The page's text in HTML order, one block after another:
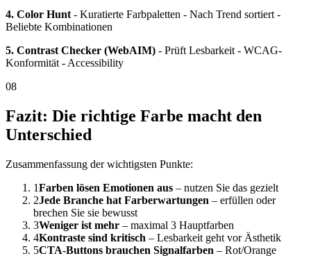
4. Color Hunt - Kuratierte Farbpaletten - Nach Trend sortiert -
Beliebte Kombinationen
5. Contrast Checker (WebAIM) - Prüft Lesbarkeit - WCAG-
Konformität - Accessibility
08
Fazit: Die richtige Farbe macht den
Unterschied
Zusammenfassung der wichtigsten Punkte:
1Farben lösen Emotionen aus – nutzen Sie das gezielt
2Jede Branche hat Farberwartungen – erfüllen oder
brechen Sie sie bewusst
3Weniger ist mehr – maximal 3 Hauptfarben
4Kontraste sind kritisch – Lesbarkeit geht vor Ästhetik
5CTA-Buttons brauchen Signalfarben – Rot/Orange